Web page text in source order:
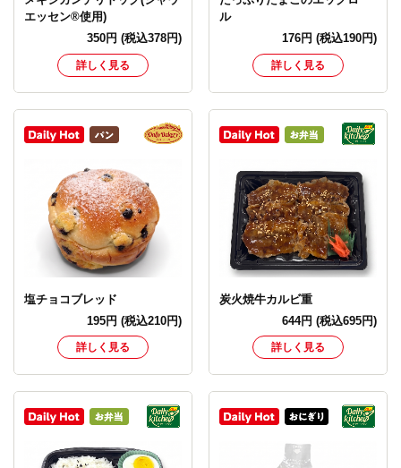
エッセン®使用)
350円(税込378円)
詳しく見る
ル
176円(税込190円)
詳しく見る
塩チョコブレッド
195円(税込210円)
詳しく見る
炭火焼牛カルビ重
644円(税込695円)
詳しく見る